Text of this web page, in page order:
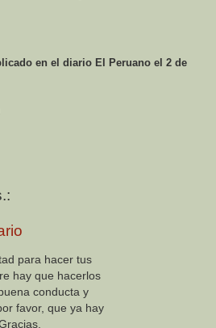
en el diario El Peruano el 2 de
para hacer tus
hay que hacerlos
conducta y
favor, que ya hay